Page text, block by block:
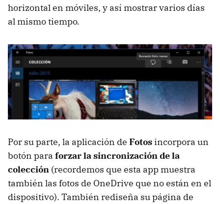
horizontal en móviles, y así mostrar varios días
al mismo tiempo.
Por su parte, la aplicación de Fotos incorpora un
botón para forzar la sincronización de la
colección (recordemos que esta app muestra
también las fotos de OneDrive que no están en el
dispositivo). También rediseña su página de